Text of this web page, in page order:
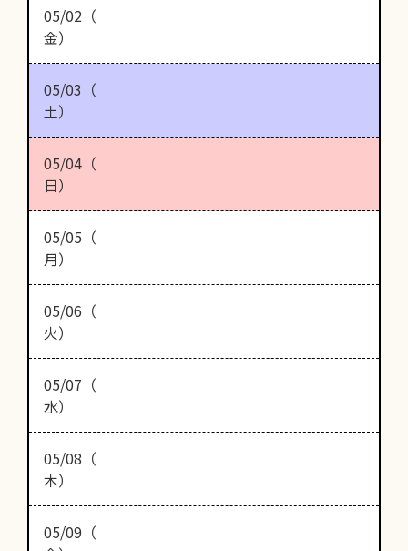
05/02（
金）
05/03（
土）
05/04（
日）
05/05（
月）
05/06（
火）
05/07（
水）
05/08（
木）
05/09（